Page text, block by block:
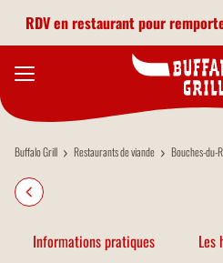
RDV en restaurant pour
Buffalo Grill Restaurants de viande Bouches-du-
Informations pratiques Les